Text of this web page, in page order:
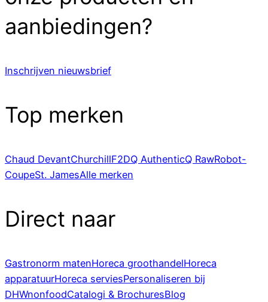
aanbiedingen?
Inschrijven nieuwsbrief
Top merken
Chaud DevantChurchillF2DQ AuthenticQ RawRobot-
CoupeSt. JamesAlle merken
Direct naar
Gastronorm matenHoreca groothandelHoreca
apparatuurHoreca serviesPersonaliseren bij
DHWnonfoodCatalogi & BrochuresBlog